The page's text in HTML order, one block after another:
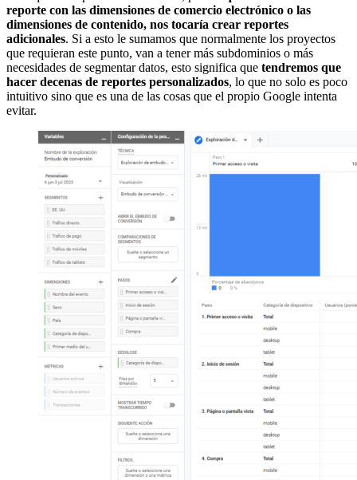
reporte con las dimensiones de comercio electrónico o las
dimensiones de contenido, nos tocaría crear reportes
adicionales. Si a esto le sumamos que normalmente los proyectos
que requieran este punto, van a tener más subdominios o más
necesidades de segmentar datos, esto significa que tendremos que
hacer decenas de reportes personalizados, lo que no solo es poco
intuitivo sino que es una de las cosas que el propio Google intenta
evitar.